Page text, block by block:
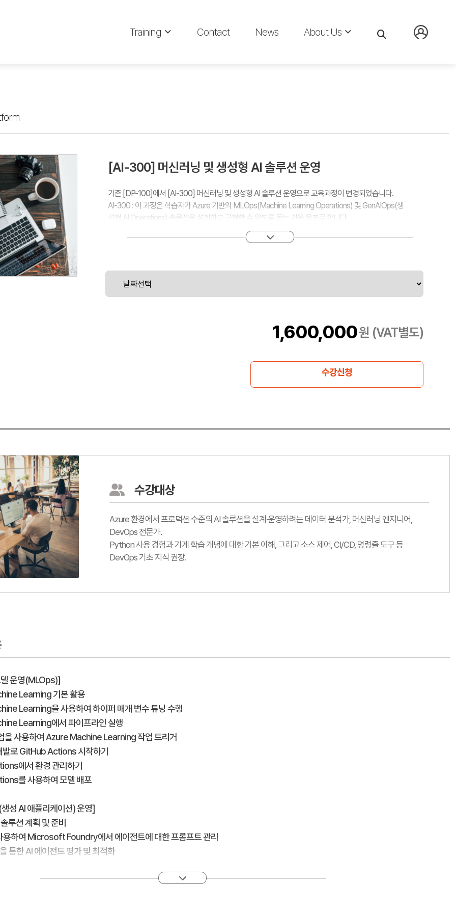
Training Contact News About Us
[AI-300] 머신러닝 및 생성형 AI 솔루션 운영
기존 [DP-100]에서 [AI-300] 머신러닝 및 생성형 AI 솔루션 운영으로 교육과정이 변경되었습니다.
AI-300 : 이 과정은 학습자가 Azure 기반의 MLOps(Machine Learning Operations) 및 GenAIOps(생
성형 AI Operations) 솔루션을 설계하고 구현할 수 있도록 돕는 것을 목표로 합니다.
안전하고 확장 가능한 AI 인프라를 구축하는 방법과 함께, Azure Machine Learning을 활용해 기존 머신
러닝 모델의 전체 수명 주기를 관리하는 과정을 다룹니다. 또한 Microsoft Foundry를 사용하여 생성형
1,600,000원 (VAT별도)
수강신청
수강대상
Azure 환경에서 프로덕션 수준의 AI 솔루션을 설계·운영하려는 데이터 분석가, 머신러닝 엔지니어,
DevOps 전문가.
Python 사용 경험과 기계 학습 개념에 대한 기본 이해, 그리고 소스 제어, CI/CD, 명령줄 도구 등
DevOps 기초 지식 권장.
운영(MLOps)]
Learning 기본 활용
Learning을 사용하여 하이퍼 매개 변수 튜닝 수행
Learning에서 파이프라인 실행
을 사용하여 Azure Machine Learning 작업 트리거
발로 GitHub Actions 시작하기
에서 환경 관리하기
를 사용하여 모델 배포
성 AI 애플리케이션) 운영]
루션 계획 및 준비
하여 Microsoft Foundry에서 에이전트에 대한 프롬프트 관리
통한 AI 에이전트 평가 및 최적화
리케이션 모니터링